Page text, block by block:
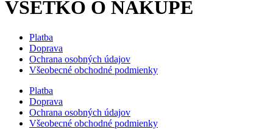
VŠETKO O NÁKUPE
Platba
Doprava
Ochrana osobných údajov
Všeobecné obchodné podmienky
Platba
Doprava
Ochrana osobných údajov
Všeobecné obchodné podmienky